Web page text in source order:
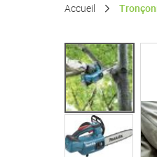
Accueil
Passer
la
de
la
galerie
d’images